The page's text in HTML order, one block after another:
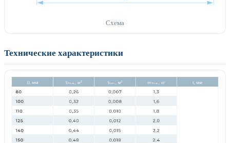
Схема
Технические характеристики